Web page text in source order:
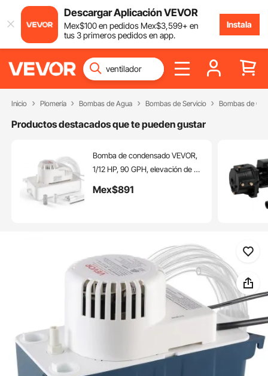
Descargar Aplicación VEVOR
Mex$100en pedidos Mex$3,599+ en
tus 3 primeros pedidos en app.
Instala
Inicio Plomería Bombas de Agua Bombas de Servicio Bombas de
Productos destacados que te pueden gustar
Bomba de condensado VEVOR,
1/12 HP, 90 GPH, elevación de 20
eliminación de condensado de
deshumidificador, HVAC, horno,
drenaje de agua de máquina de
hielo.
Mex$891